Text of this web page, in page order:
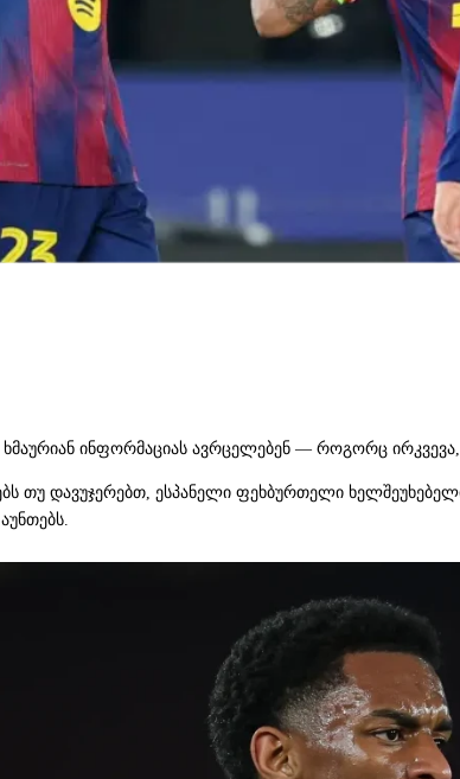
ხმაურიან ინფორმაციას ავრცელებენ — როგორც
თუ დავუჯერებთ, ესპანელი ფეხბურთელი